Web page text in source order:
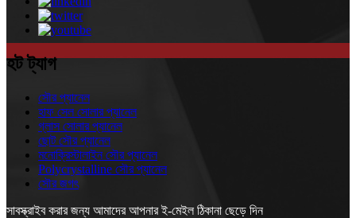
হট ট্যাগ
সৌর প্যানেল
হাফ সেল সোলার প্যানেল
গ্লাস সোলার প্যানেল
ছোট সৌর প্যানেল
মনোক্রিস্টালাইন সৌর প্যানেল
Polycrystalline সৌর প্যানেল
সৌর জগৎ
সাবস্ক্রাইব করার জন্য আমাদের আপনার ই-মেইল ঠিকানা ছেড়ে দিন